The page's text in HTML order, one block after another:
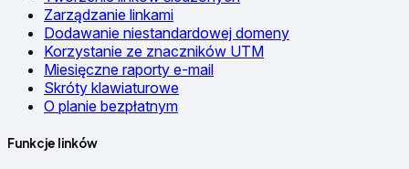
Zarządzanie linkami
Dodawanie niestandardowej domeny
Korzystanie ze znaczników UTM
Miesięczne raporty e-mail
Skróty klawiaturowe
O planie bezpłatnym
Funkcje linków